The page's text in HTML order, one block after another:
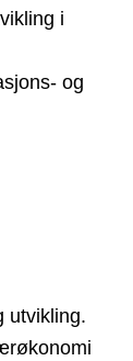
i
og
utvikling.